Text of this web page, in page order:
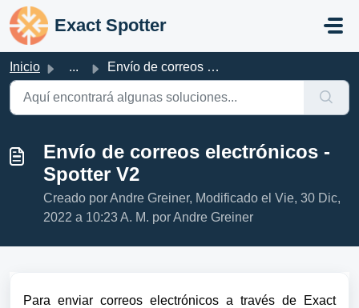
Saltar al contenido principal
Exact Spotter
Inicio ... Envío de correos electrónicos - Spotter V2
Envío de correos electrónicos -
Spotter V2
Creado por Andre Greiner, Modificado el Vie, 30 Dic,
2022 a 10:23 A. M. por Andre Greiner
Para enviar correos electrónicos a través de Exact